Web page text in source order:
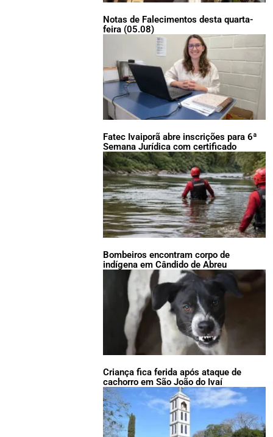
Notas de Falecimentos desta quarta-
feira (05.08)
Fatec Ivaiporã abre inscrições para 6ª
Semana Jurídica com certificado
Bombeiros encontram corpo de
indígena em Cândido de Abreu
Criança fica ferida após ataque de
cachorro em São João do Ivaí